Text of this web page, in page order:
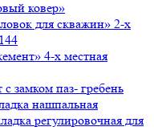
ковер»
для скважин» 2-х
4-х местная
замком паз- гребень
нашпальная
регулировочная для